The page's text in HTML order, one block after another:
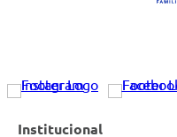
Institucional